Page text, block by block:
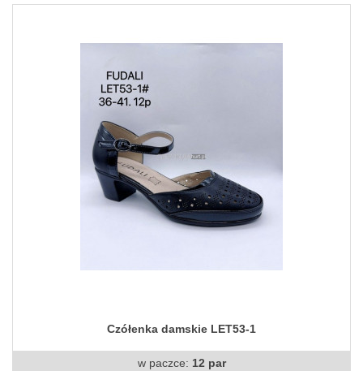
Czółenka damskie LET53-1
w paczce: 12 par